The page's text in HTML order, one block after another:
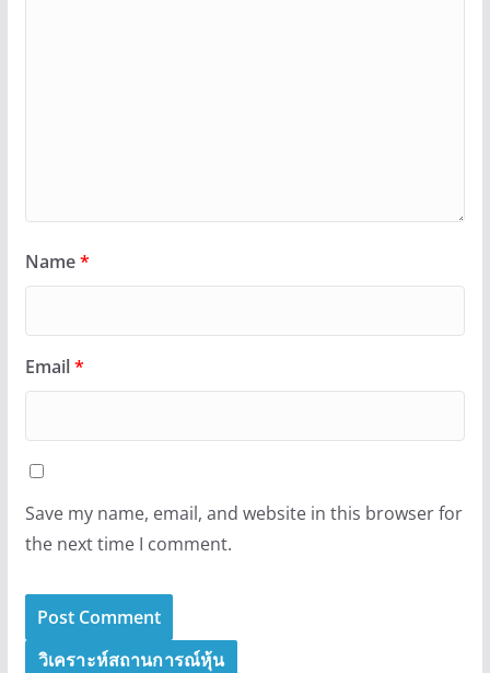
Name*
Email*
Save my name, email, and website in this browser for
the next time I comment.
วิเคราะห์สถานการณ์หุ้น